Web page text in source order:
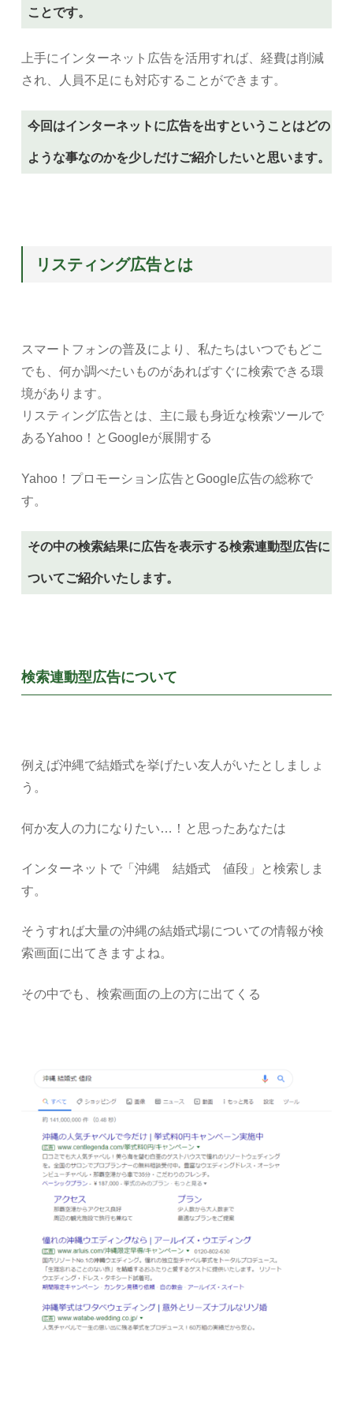
ことです。
上手にインターネット広告を活用すれば、経費は削減
され、人員不足にも対応することができます。
今回はインターネットに広告を出すということはどの
ような事なのかを少しだけご紹介したいと思います。
リスティング広告とは
スマートフォンの普及により、私たちはいつでもどこ
でも、何か調べたいものがあればすぐに検索できる環
境があります。
リスティング広告とは、主に最も身近な検索ツールで
あるYahoo！とGoogleが展開する
Yahoo！プロモーション広告とGoogle広告の総称で
す。
その中の検索結果に広告を表示する検索連動型広告に
ついてご紹介いたします。
検索連動型広告について
例えば沖縄で結婚式を挙げたい友人がいたとしましょ
う。
何か友人の力になりたい…！と思ったあなたは
インターネットで「沖縄 結婚式 値段」と検索しま
す。
そうすれば大量の沖縄の結婚式場についての情報が検
索画面に出てきますよね。
その中でも、検索画面の上の方に出てくる